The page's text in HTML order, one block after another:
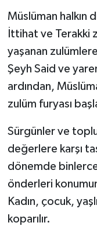
Müslüman halkın
İttihat ve Terakki
yaşanan
Şeyh Said ve
ardından,
zulüm furyası
Sürgünler ve
değerlere karşı
dönemde
önderleri
Kadın, çocuk,
koparılır.